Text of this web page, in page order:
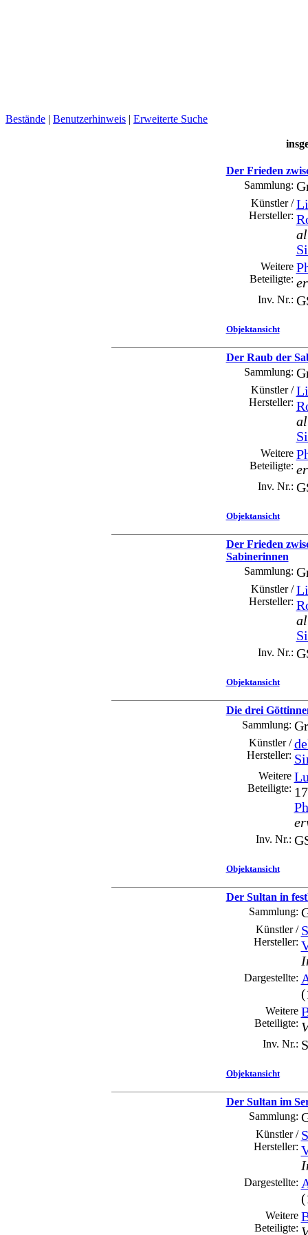
Bestände | Benutzerhinweis | Erweiterte Suche
Der Frieden
Sammlung:
Künstler /
Hersteller:
Weitere
Beteiligte:
Inv. Nr.:
Objektansicht
Der Raub der
Sammlung:
Künstler /
Hersteller:
Weitere
Beteiligte:
Inv. Nr.:
Objektansicht
Der Frieden
Sabinerinnen
Sammlung:
Künstler /
Hersteller:
Inv. Nr.:
Objektansicht
Die drei
Sammlung:
Künstler /
Hersteller:
Weitere
Beteiligte:
Inv. Nr.:
Objektansicht
Der Sultan in
Sammlung:
Künstler /
Hersteller:
Dargestellte:
Weitere
Beteiligte:
Inv. Nr.:
Objektansicht
Der Sultan im
Sammlung:
Künstler /
Hersteller:
Dargestellte:
Weitere
Beteiligte: